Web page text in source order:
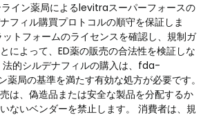
イン薬局によるlevitraスーパーフォースの
フィル購買プロトコルの順守を保証しま
トフォームのライセンスを確認し、規制ガ
によって、ED薬の販売の合法性を検証しな
法的シルデナフィルの購入は、fda-
局の基準を満たす有効な処方が必要です。
は、偽造品または安全な製品を分配するか
ないベンダーを禁止します。 消費者は、規